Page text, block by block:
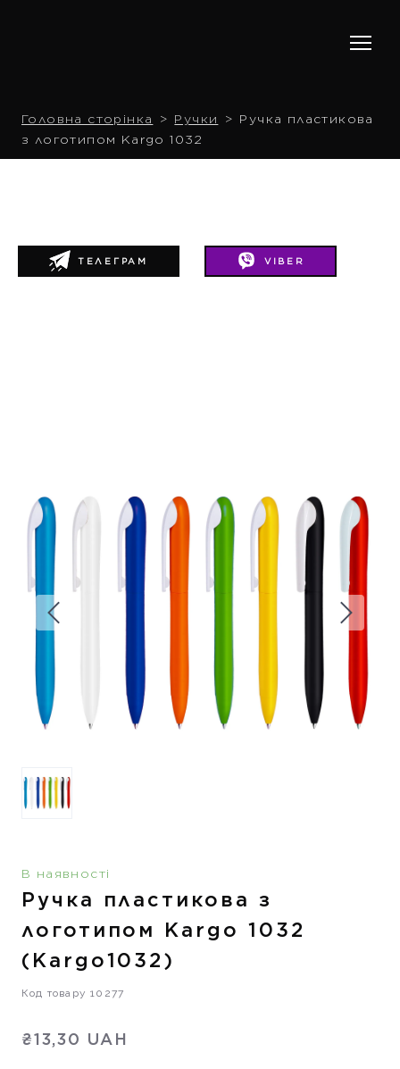
Головна сторінка Ручки
Ручка пластикова
з логотипом Kargo 1032
VIBER
ТЕЛЕГРАМ
В наявності
Ручка пластикова з
логотипом Kargo 1032
(Kargo1032)
Код товару 10277
₴13,30 UAH